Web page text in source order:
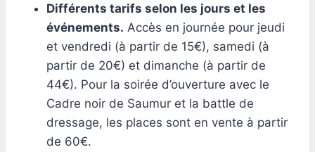
Différents tarifs selon les jours et les
événements. Accès en journée pour jeudi
et vendredi (à partir de 15€), samedi (à
partir de 20€) et dimanche (à partir de
44€). Pour la soirée d’ouverture avec le
Cadre noir de Saumur et la battle de
dressage, les places sont en vente à partir
de 60€.